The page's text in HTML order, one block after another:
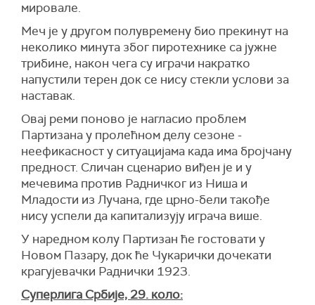
мировале.
Меч је у другом полувремену био прекинут на
неколико минута због пиротехнике са јужне
трибине, након чега су играчи накратко
напустили терен док се нису стекли услови за
наставак.
Овај реми поново је нагласио проблем
Партизана у пролећном делу сезоне -
неефикасност у ситуацијама када има бројчану
предност. Сличан сценарио виђен је и у
мечевима против Радничког из Ниша и
Младости из Лучана, где црно-бели такође
нису успели да капитализују играча више.
У наредном колу Партизан ће гостовати у
Новом Пазару, док ће Чукарички дочекати
крагујевачки Раднички 1923.
Суперлига Србије, 29. коло: